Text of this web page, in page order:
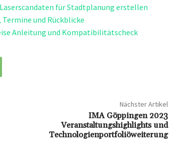
für Stadtplanung erstellen
und Rückblicke
Anleitung und Kompatibilitätscheck
Nächster Artikel
IMA Göppingen 2023
Veranstaltungshighlights und
Technologienportfoliöweiterung